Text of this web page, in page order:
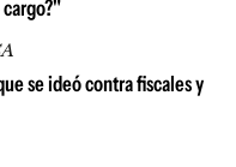
se ideó contra fiscales y